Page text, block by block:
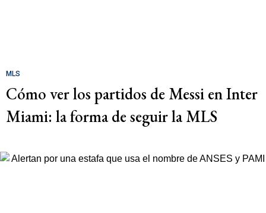
MLS
Cómo ver los partidos de Messi en Inter
Miami: la forma de seguir la MLS